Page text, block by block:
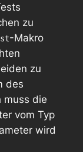
zu
-Makro
zu
des
muss die
vom Typ
wird